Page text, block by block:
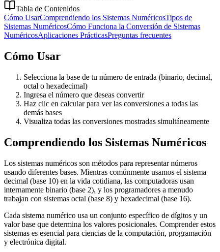
Tabla de Contenidos
Cómo UsarComprendiendo los Sistemas NuméricosTipos de
Sistemas NuméricosCómo Funciona la Conversión de Sistemas
NuméricosAplicaciones PrácticasPreguntas frecuentes
Cómo Usar
Selecciona la base de tu número de entrada (binario, decimal,
octal o hexadecimal)
Ingresa el número que deseas convertir
Haz clic en calcular para ver las conversiones a todas las
demás bases
Visualiza todas las conversiones mostradas simultáneamente
Comprendiendo los Sistemas Numéricos
Los sistemas numéricos son métodos para representar números
usando diferentes bases. Mientras comúnmente usamos el sistema
decimal (base 10) en la vida cotidiana, las computadoras usan
internamente binario (base 2), y los programadores a menudo
trabajan con sistemas octal (base 8) y hexadecimal (base 16).
Cada sistema numérico usa un conjunto específico de dígitos y un
valor base que determina los valores posicionales. Comprender estos
sistemas es esencial para ciencias de la computación, programación
y electrónica digital.